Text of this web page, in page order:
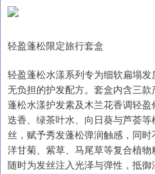
轻盈蓬松限定旅行套盒
轻盈蓬松水漾系列专为细软扁塌
无负担的护发配方。套盒内含三
蓬松水漾护发素及木兰花香调轻
迭香、绿茶叶水、向日葵与芦荟
丝，赋予秀发蓬松弹润触感，同
洋甘菊、紫草、马尾草等复合植
随时为发丝注入光泽与弹性，抵御